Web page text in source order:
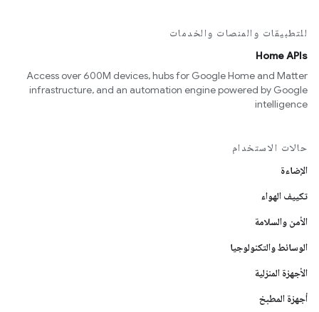
للتطبيقات والمنصات والخدمات
Home APIs
Access over 600M devices, hubs for Google Home and Matter
infrastructure, and an automation engine powered by Google
intelligence
حالات الاستخدام
الإضاءة
تكييف الهواء
الأمن والسلامة
الوسائط والتكنولوجيا
الأجهزة المنزلية
أجهزة المطبخ